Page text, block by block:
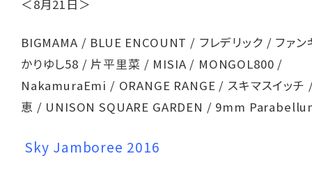
＜8月21日＞
BIGMAMA / BLUE ENCOUNT / フレデリック / ファ
かりゆし58 / 片平里菜 / MISIA / MONGOL800 /
NakamuraEmi / ORANGE RANGE / スキマスイッチ
恵 / UNISON SQUARE GARDEN / 9mm
Sky Jamboree 2016